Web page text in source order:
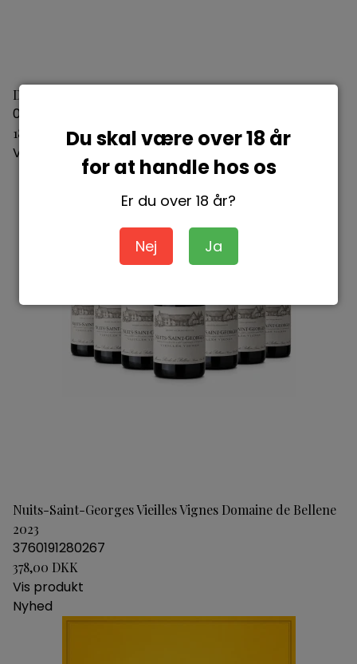
Du skal være over 18 år
for at handle hos os
Er du over 18 år?
Nej Ja
Domaine Saint Pancrace Cotes de Provence 2024
05744006981295
180,00 DKK
Vis produkt
Nuits-Saint-Georges Vieilles Vignes Domaine de Bellene
2023
3760191280267
378,00 DKK
Vis produkt
Nyhed